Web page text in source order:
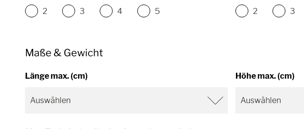
2 3 4 5 2 3
Maße & Gewicht
Länge max. (cm) Höhe max. (cm)